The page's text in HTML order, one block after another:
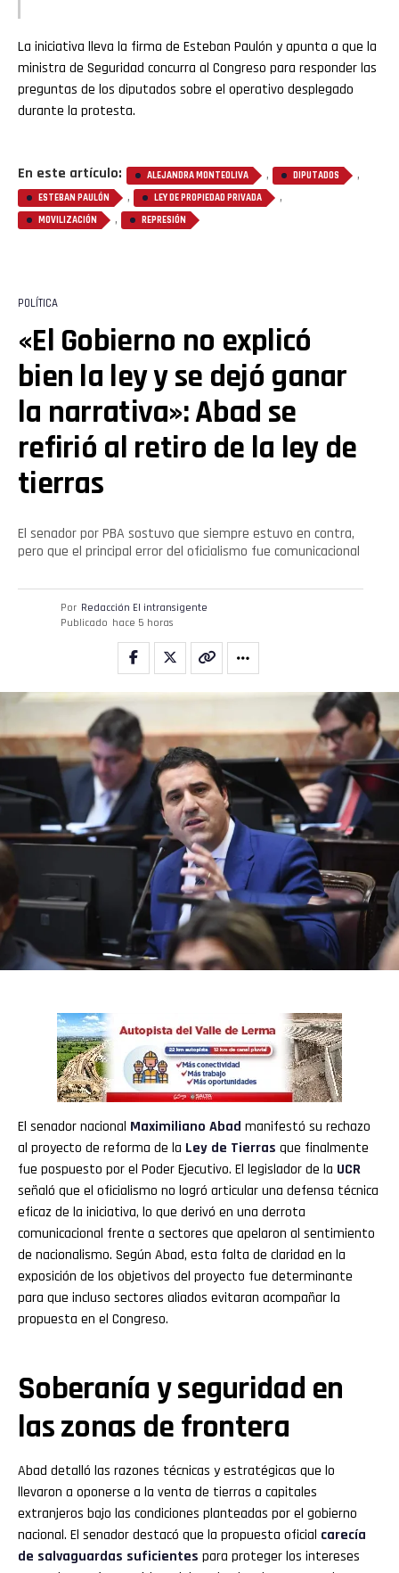
La iniciativa lleva la firma de Esteban Paulón y apunta a que la
ministra de Seguridad concurra al Congreso para responder las
preguntas de los diputados sobre el operativo desplegado
durante la protesta.
En este artículo: ALEJANDRA MONTEOLIVA , DIPUTADOS ,
ESTEBAN PAULÓN , LEY DE PROPIEDAD PRIVADA ,
MOVILIZACIÓN , REPRESIÓN
POLÍTICA
«El Gobierno no explicó
bien la ley y se dejó ganar
la narrativa»: Abad se
refirió al retiro de la ley de
tierras
El senador por PBA sostuvo que siempre estuvo en contra,
pero que el principal error del oficialismo fue comunicacional
Por Redacción El intransigente
Publicado hace 5 horas
El senador nacional Maximiliano Abad manifestó su rechazo
al proyecto de reforma de la Ley de Tierras que finalmente
fue pospuesto por el Poder Ejecutivo. El legislador de la UCR
señaló que el oficialismo no logró articular una defensa técnica
eficaz de la iniciativa, lo que derivó en una derrota
comunicacional frente a sectores que apelaron al sentimiento
de nacionalismo. Según Abad, esta falta de claridad en la
exposición de los objetivos del proyecto fue determinante
para que incluso sectores aliados evitaran acompañar la
propuesta en el Congreso.
Soberanía y seguridad en
las zonas de frontera
Abad detalló las razones técnicas y estratégicas que lo
llevaron a oponerse a la venta de tierras a capitales
extranjeros bajo las condiciones planteadas por el gobierno
nacional. El senador destacó que la propuesta oficial carecía
de salvaguardas suficientes para proteger los intereses